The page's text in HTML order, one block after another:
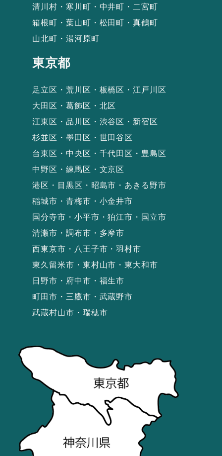
清川村・寒川町・中井町・二宮町
箱根町・葉山町・松田町・真鶴町
山北町・湯河原町
東京都
足立区・荒川区・板橋区・江戸川区
大田区・葛飾区・北区
江東区・品川区・渋谷区・新宿区
杉並区・墨田区・世田谷区
台東区・中央区・千代田区・豊島区
中野区・練馬区・文京区
港区・目黒区・昭島市・あきる野市
稲城市・青梅市・小金井市
国分寺市・小平市・狛江市・国立市
清瀬市・調布市・多摩市
西東京市・八王子市・羽村市
東久留米市・東村山市・東大和市
日野市・府中市・福生市
町田市・三鷹市・武蔵野市
武蔵村山市・瑞穂市